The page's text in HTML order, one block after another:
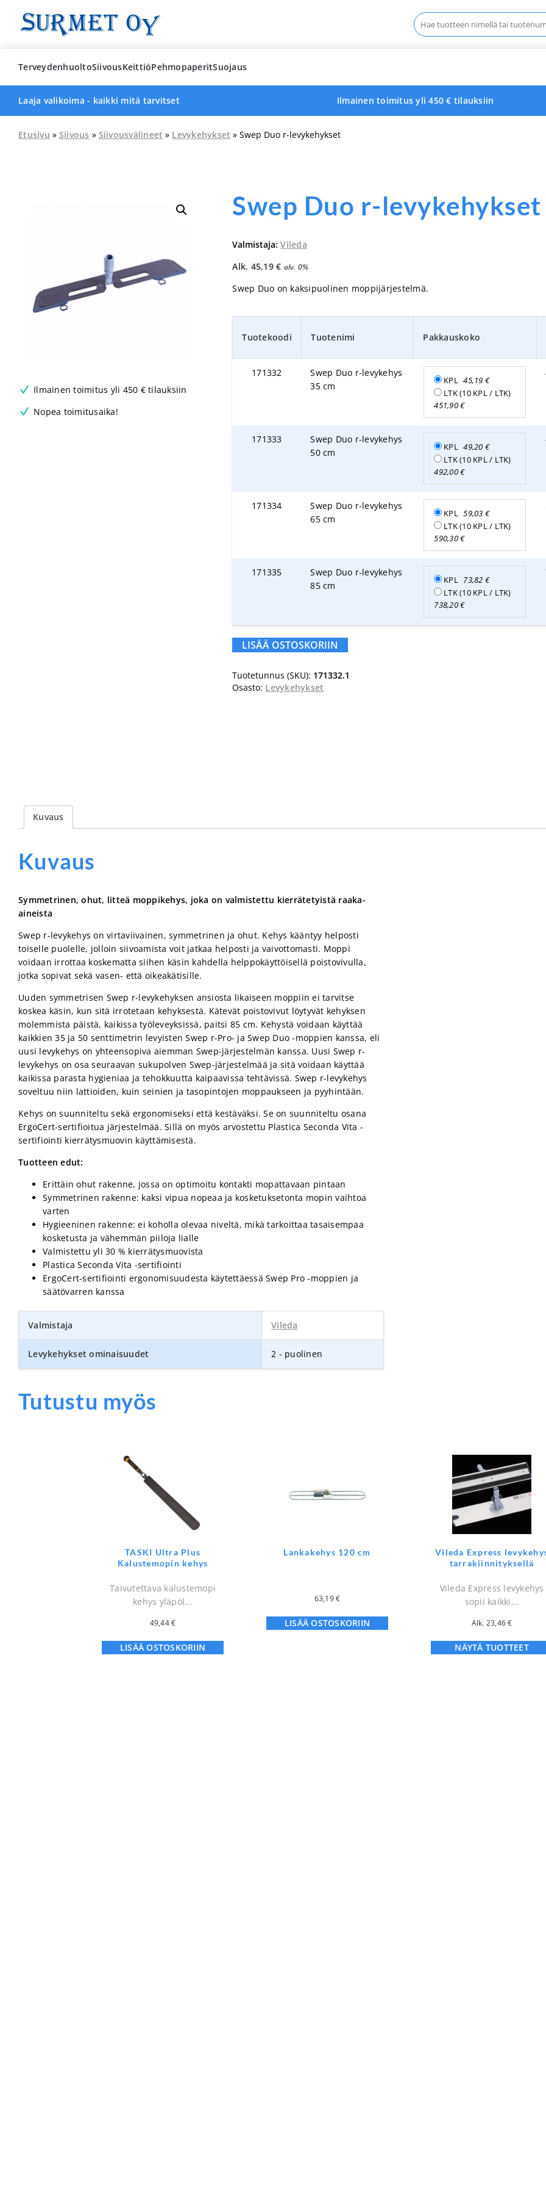
content
Haku:
TerveydenhuoltoSiivousKeittiöPehmopaperitSuojaus
Laaja valikoima - kaikki mitä tarvitset Ilmainen toimitus yli 450 € tilauksiin
Etusivu » Siivous » Siivousvälineet » Levykehykset » Swep Duo r-levykehykset
Ilmainen toimitus yli 450 € tilauksiin
Nopea toimitusaika!
Swep Duo r-levykehykset
Valmistaja:Vileda
Alk. 45,19€ alv. 0%
Swep Duo on kaksipuolinen moppijärjestelmä.
Tuotekoodi Tuotenimi Pakkauskoko
171332
Swep Duo r-levykehys
35 cm
KPL 45,19 €
LTK (10 KPL / LTK)
451,90€
171333
Swep Duo r-levykehys
50 cm
KPL 49,20 €
LTK (10 KPL / LTK)
492,00€
171334
Swep Duo r-levykehys
65 cm
KPL 59,03 €
LTK (10 KPL / LTK)
590,30€
171335
Swep Duo r-levykehys
85 cm
KPL 73,82 €
LTK (10 KPL / LTK)
738,20€
LISÄÄ OSTOSKORIIN
Tuotetunnus (SKU): 171332.1
Osasto: Levykehykset
Kuvaus
Kuvaus
Symmetrinen, ohut, litteä moppikehys, joka on valmistettu kierrätetyistä raaka-
aineista
Swep r-levykehys on virtaviivainen, symmetrinen ja ohut. Kehys kääntyy helposti
toiselle puolelle, jolloin siivoamista voit jatkaa helposti ja vaivottomasti. Moppi
voidaan irrottaa koskematta siihen käsin kahdella helppokäyttöisellä poistovivulla,
jotka sopivat sekä vasen- että oikeakätisille.
Uuden symmetrisen Swep r-levykehyksen ansiosta likaiseen moppiin ei tarvitse
koskea käsin, kun sitä irrotetaan kehyksestä. Kätevät poistovivut löytyvät kehyksen
molemmista päistä, kaikissa työleveyksissä, paitsi 85 cm. Kehystä voidaan käyttää
kaikkien 35 ja 50 senttimetrin levyisten Swep r-Pro- ja Swep Duo -moppien kanssa, eli
uusi levykehys on yhteensopiva aiemman Swep-järjestelmän kanssa. Uusi Swep r-
levykehys on osa seuraavan sukupolven Swep-järjestelmää ja sitä voidaan käyttää
kaikissa parasta hygieniaa ja tehokkuutta kaipaavissa tehtävissä. Swep r-levykehys
soveltuu niin lattioiden, kuin seinien ja tasopintojen moppaukseen ja pyyhintään.
Kehys on suunniteltu sekä ergonomiseksi että kestäväksi. Se on suunniteltu osana
ErgoCert-sertifioitua järjestelmää. Sillä on myös arvostettu Plastica Seconda Vita -
sertifiointi kierrätysmuovin käyttämisestä.
Tuotteen edut:
Erittäin ohut rakenne, jossa on optimoitu kontakti mopattavaan pintaan
Symmetrinen rakenne: kaksi vipua nopeaa ja kosketuksetonta mopin vaihtoa
varten
Hygieeninen rakenne: ei koholla olevaa niveltä, mikä tarkoittaa tasaisempaa
kosketusta ja vähemmän piiloja lialle
Valmistettu yli 30 % kierrätysmuovista
Plastica Seconda Vita -sertifiointi
ErgoCert-sertifiointi ergonomisuudesta käytettäessä Swep Pro -moppien ja
säätövarren kanssa
Valmistaja Vileda
Levykehykset ominaisuudet 2 - puolinen
Tutustu myös
TASKI Ultra Plus
Kalustemopin kehys
Taivutettava kalustemopi
kehys yläpöl...
49,44€
LISÄÄ OSTOSKORIIN
Lankakehys 120 cm
63,19€
LISÄÄ OSTOSKORIIN
Vileda Express
tarrakiinnityksellä
Vileda Express levykehys
sopii kaikki...
Alk. 23,46€
NÄYTÄ TUOTTEET